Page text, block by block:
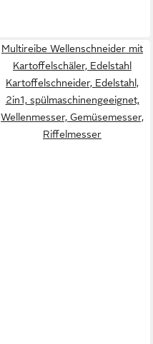
Multireibe Wellenschneider mit
Kartoffelschäler, Edelstahl
Kartoffelschneider, Edelstahl,
2in1, spülmaschinengeeignet,
Wellenmesser, Gemüsemesser,
Riffelmesser